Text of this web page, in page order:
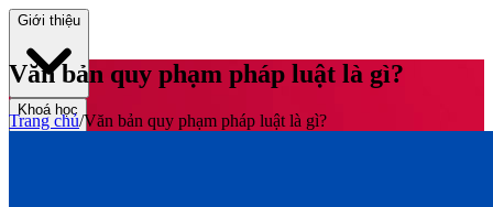
Giới thiệu
Khoá học
Văn bản quy phạm pháp luật là gì?
Trang chủ/Văn bản quy phạm pháp luật là gì?